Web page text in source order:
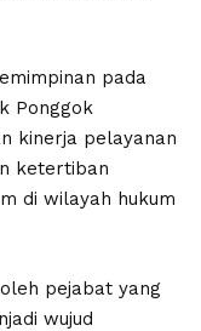
pada
Ponggok
kinerja pelayanan
ketertiban
di wilayah hukum
pejabat yang
wujud